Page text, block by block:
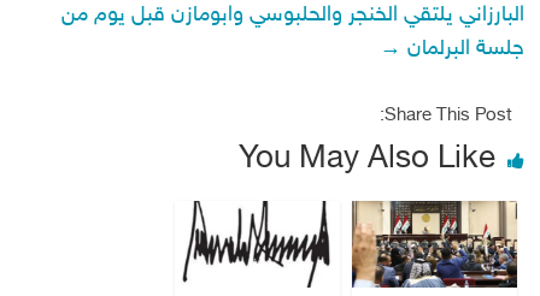
البارزاني يلتقي الخنجر والحلبوسي وابومازن قبل يوم من
جلسة البرلمان →
Share This Post:
You May Also Like